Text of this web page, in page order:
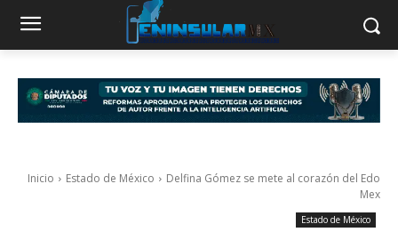
Inicio Estado de México
Delfina Gómez se mete al corazón del Edo
Mex
Estado de México